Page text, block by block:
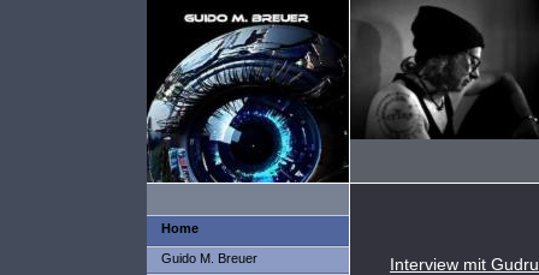
Home
Guido M. Breuer
Interview mit